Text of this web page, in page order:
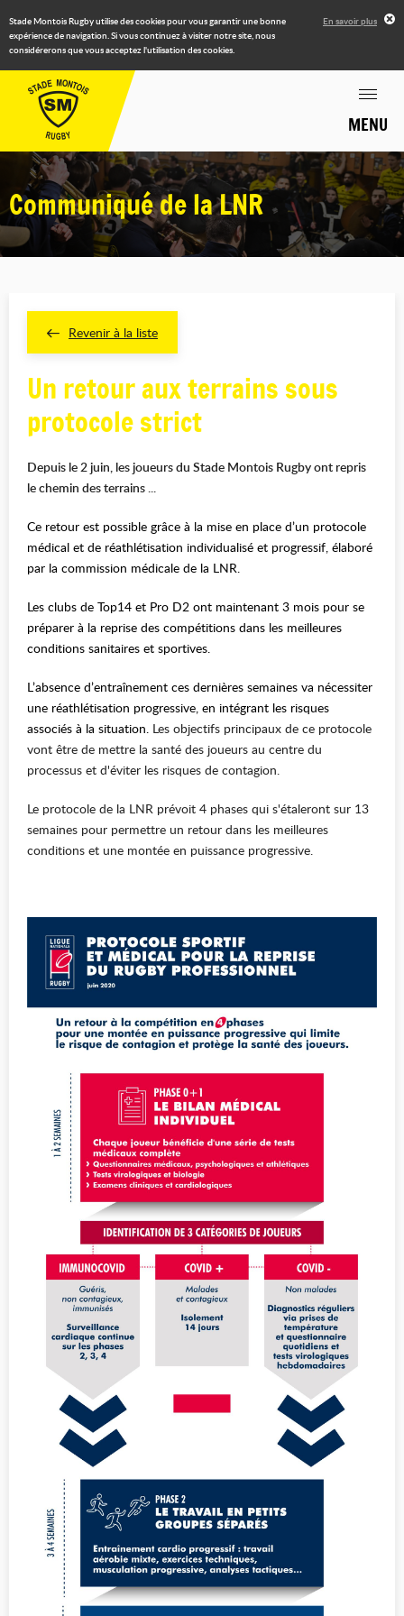
Stade Montois Rugby utilise des cookies pour vous garantir une bonne
expérience de navigation. Si vous continuez à visiter notre site, nous
considérerons que vous acceptez l'utilisation des cookies.
En savoir plus
MENU
Communiqué de la LNR
Revenir à la liste
Un retour aux terrains sous
protocole strict
Depuis le 2 juin, les joueurs du Stade Montois Rugby ont repris
le chemin des terrains ...
Ce retour est possible grâce à la mise en place d’un protocole
médical et de réathlétisation individualisé et progressif, élaboré
par la commission médicale de la LNR.
Les clubs de Top14 et Pro D2 ont maintenant 3 mois pour se
préparer à la reprise des compétitions dans les meilleures
conditions sanitaires et sportives.
L’absence d’entraînement ces dernières semaines va nécessiter
une réathlétisation progressive, en intégrant les risques
associés à la situation. Les objectifs principaux de ce protocole
vont être de mettre la santé des joueurs au centre du
processus et d'éviter les risques de contagion.
Le protocole de la LNR prévoit 4 phases qui s'étaleront sur 13
semaines pour permettre un retour dans les meilleures
conditions et une montée en puissance progressive.